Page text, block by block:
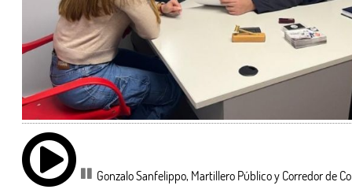
Gonzalo Sanfelippo, Martillero Público y Corredor de